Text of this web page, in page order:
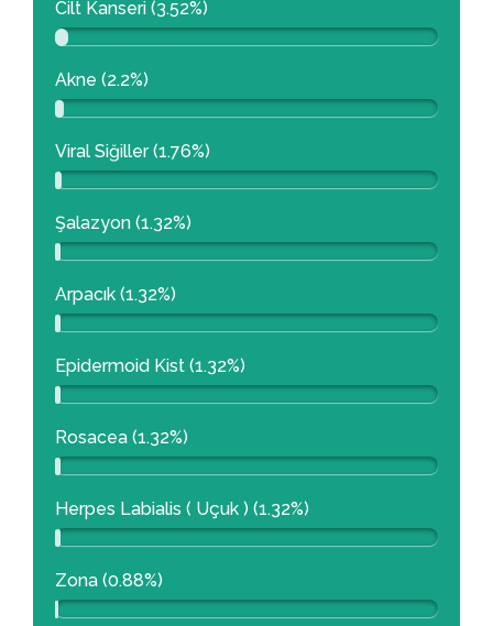
Cilt Kanseri (3.52%)
Akne (2.2%)
Viral Siğiller (1.76%)
Şalazyon (1.32%)
Arpacık (1.32%)
Epidermoid Kist (1.32%)
Rosacea (1.32%)
Herpes Labialis ( Uçuk ) (1.32%)
Zona (0.88%)